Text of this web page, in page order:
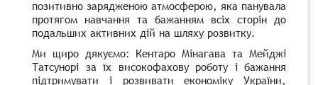
позитивно зарядженою атмосферою, яка панувала
протягом навчання та бажанням всіх сторін до
подальших активних дій на шляху розвитку.
Ми щиро дякуємо: Кентаро Мінагава та Мейджі
Татсунорі за їх високофахову роботу і бажання
підтримувати і розвивати економіку України,